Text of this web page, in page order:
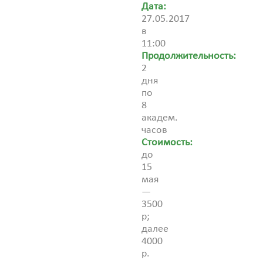
Дата:
27.05.2017
в
11:00
Продолжительность:
2
дня
по
8
академ.
часов
Стоимость:
до
15
мая
—
3500
р;
далее
4000
р.